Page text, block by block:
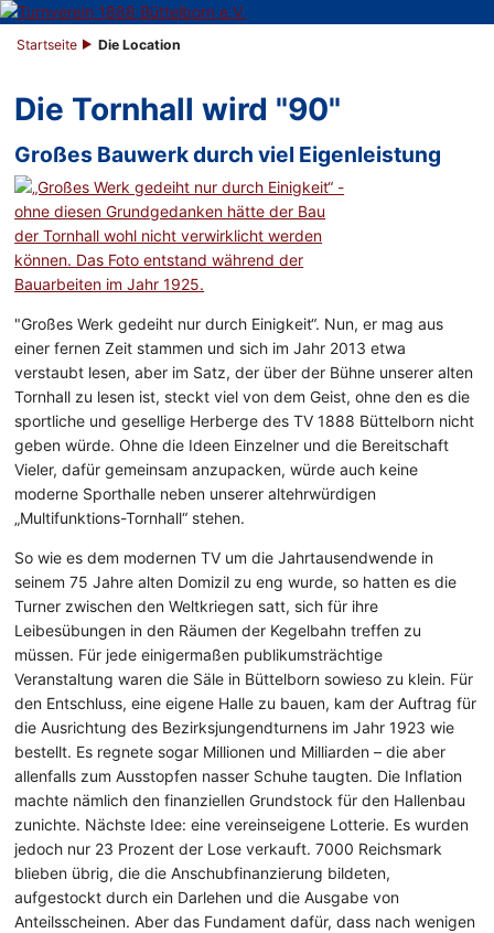
Startseite Die Location
Die Tornhall wird "90"
Großes Bauwerk durch viel Eigenleistung
"Großes Werk gedeiht nur durch Einigkeit“. Nun, er mag aus
einer fernen Zeit stammen und sich im Jahr 2013 etwa
verstaubt lesen, aber im Satz, der über der Bühne unserer alten
Tornhall zu lesen ist, steckt viel von dem Geist, ohne den es die
sportliche und gesellige Herberge des TV 1888 Büttelborn nicht
geben würde. Ohne die Ideen Einzelner und die Bereitschaft
Vieler, dafür gemeinsam anzupacken, würde auch keine
moderne Sporthalle neben unserer altehrwürdigen
„Multifunktions-Tornhall“ stehen.
So wie es dem modernen TV um die Jahrtausendwende in
seinem 75 Jahre alten Domizil zu eng wurde, so hatten es die
Turner zwischen den Weltkriegen satt, sich für ihre
Leibesübungen in den Räumen der Kegelbahn treffen zu
müssen. Für jede einigermaßen publikumsträchtige
Veranstaltung waren die Säle in Büttelborn sowieso zu klein. Für
den Entschluss, eine eigene Halle zu bauen, kam der Auftrag für
die Ausrichtung des Bezirksjungendturnens im Jahr 1923 wie
bestellt. Es regnete sogar Millionen und Milliarden – die aber
allenfalls zum Ausstopfen nasser Schuhe taugten. Die Inflation
machte nämlich den finanziellen Grundstock für den Hallenbau
zunichte. Nächste Idee: eine vereinseigene Lotterie. Es wurden
jedoch nur 23 Prozent der Lose verkauft. 7000 Reichsmark
blieben übrig, die die Anschubfinanzierung bildeten,
aufgestockt durch ein Darlehen und die Ausgabe von
Anteilsscheinen. Aber das Fundament dafür, dass nach wenigen